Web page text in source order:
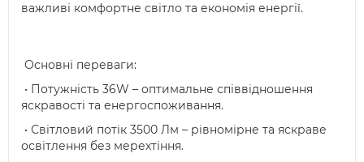
важливі комфортне світло та економія енергії.
Основні переваги:
• Потужність 36W – оптимальне співвідношення
яскравості та енергоспоживання.
• Світловий потік 3500 Лм – рівномірне та яскраве
освітлення без мерехтіння.